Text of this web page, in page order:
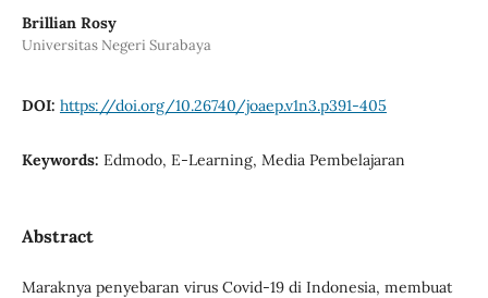
Brillian Rosy
Universitas Negeri Surabaya
DOI: https://doi.org/10.26740/joaep.v1n3.p391-405
Keywords: Edmodo, E-Learning, Media Pembelajaran
Abstract
Maraknya penyebaran virus Covid-19 di Indonesia, membuat